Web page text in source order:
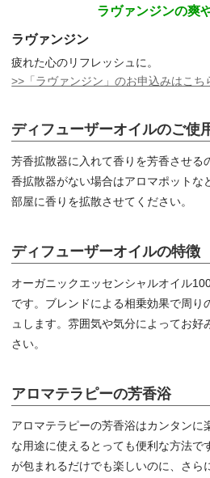
ラヴァンジンの爽
ラヴァンジン
疲れた心のリフレッシュに。
>>「ラヴァンジン」のお申込みはこち
ディフューザーオイルのご使
芳香拡散器に入れて香りを芳香させる
香拡散器がない場合はアロマポットな
部屋に香りを拡散させてください。
ディフューザーオイルの特徴
オーガニックエッセンシャルオイル
です。ブレンドによる相乗効果で周り
ュします。雰囲気や気分によってお好
さい。
アロマテラピーの芳香浴
アロマテラピーの芳香浴はカンタンに
な用途に使えるとっても便利な方法で
が包まれるだけでも楽しいのに、さら